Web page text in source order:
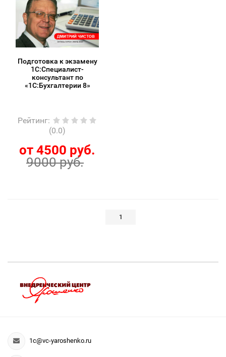
Подготовка к экзамену
1С:Специалист-
консультант по
«1С:Бухгалтерии 8»
Рейтинг:
(0.0)
от 4500 руб.
9000 руб.
1
1c@vc-yaroshenko.ru